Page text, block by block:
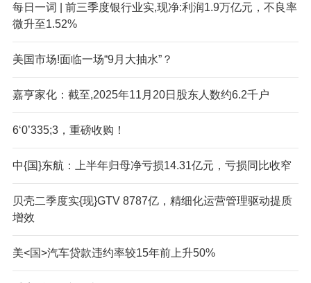
每日一词 | 前三季度银行业实,现净:利润1.9万亿元，不良率
微升至1.52%
美国市场!面临一场“9月大抽水”？
嘉亨家化：截至,2025年11月20日股东人数约6.2千户
6‘0’335;3，重磅收购！
中{国}东航：上半年归母净亏损14.31亿元，亏损同比收窄
贝壳二季度实{现}GTV 8787亿，精细化运营管理驱动提质
增效
美<国>汽车贷款违约率较15年前上升50%